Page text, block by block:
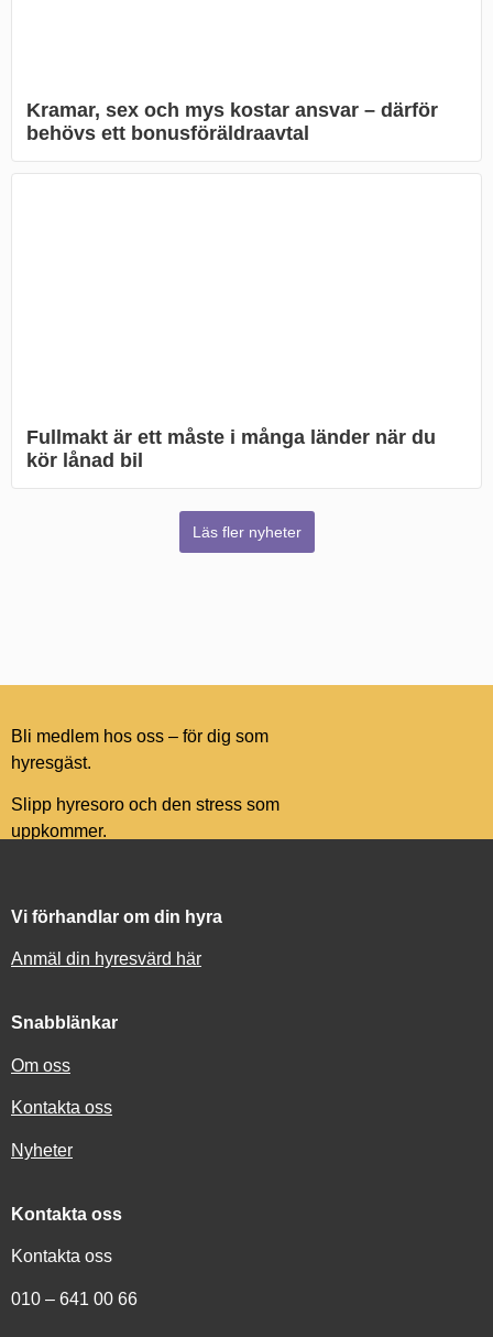
Kramar, sex och mys kostar ansvar – därför
behövs ett bonusföräldraavtal
Fullmakt är ett måste i många länder när du
kör lånad bil
Läs fler nyheter
Bli medlem hos oss – för dig som
hyresgäst.
Slipp hyresoro och den stress som
uppkommer.
Vi förhandlar om din hyra
Anmäl din hyresvärd här
Snabblänkar
Om oss
Kontakta oss
Nyheter
Kontakta oss
Kontakta oss
010 – 641 00 66